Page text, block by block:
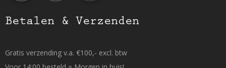
Betalen & Verzenden
Gratis verzending v.a. €100,- excl. btw